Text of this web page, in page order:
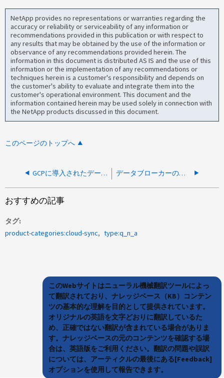
NetApp provides no representations or warranties regarding the
accuracy or reliability or serviceability of any information or
recommendations provided in this publication or with respect to
any results that may be obtained by the use of the information or
observance of any recommendations provided herein. The
information in this document is distributed AS IS and the use of this
information or the implementation of any recommendations or
techniques herein is a customer's responsibility and depends on
the customer's ability to evaluate and integrate them into the
customer's operational environment. This document and the
information contained herein may be used solely in connection with
the NetApp products discussed in this document.
このページのトップへ
GCPに導入されたデータブローカーでパブリックIPを無効にすることはできますか。 データブローカーのホスト名を変更できますか。
おすすめの記事
タグ
product-categories:cloud-sync
type:q_n_a
このWebサイトはニューラル機械翻訳ツールによっ
て翻訳されており、ナレッジベース（KB）コンテン
ツの基本的な理解を目的として提供されています。
オリジナルの英語を文字どおりに翻訳しているた
め、正確ではない翻訳が含まれている場合がありま
す。ナレッジベースの元のコンテンツを確認する場
合は、英語版をご利用ください。翻訳の問題や誤訳
については、アーティクルの最後にある[Feedback]
オプションを使用して報告できます。